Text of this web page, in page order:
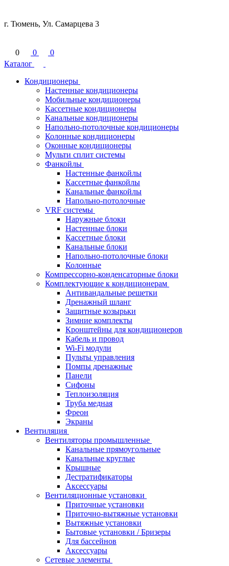
г. Тюмень, Ул. Самарцева 3
0 0
0
Каталог
Кондиционеры
Настенные кондиционеры
Мобильные кондиционеры
Кассетные кондиционеры
Канальные кондиционеры
Напольно-потолочные кондиционеры
Колонные кондиционеры
Оконные кондиционеры
Мульти сплит системы
Фанкойлы
Настенные фанкойлы
Кассетные фанкойлы
Канальные фанкойлы
Напольно-потолочные
VRF системы
Наружные блоки
Настенные блоки
Кассетные блоки
Канальные блоки
Напольно-потолочные блоки
Колонные
Компрессорно-конденсаторные блоки
Комплектующие к кондиционерам
Антивандальные решетки
Дренажный шланг
Защитные козырьки
Зимние комплекты
Кронштейны для кондиционеров
Кабель и провод
Wi-Fi модули
Пульты управления
Помпы дренажные
Панели
Сифоны
Теплоизоляция
Труба медная
Фреон
Экраны
Вентиляция
Вентиляторы промышленные
Канальные прямоугольные
Канальные круглые
Крышные
Дестратификаторы
Аксессуары
Вентиляционные установки
Приточные установки
Приточно-вытяжные установки
Вытяжные установки
Бытовые установки / Бризеры
Для бассейнов
Аксессуары
Сетевые элементы